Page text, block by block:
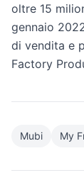
oltre 15
gennaio
di vendita e
Factory
Mubi My